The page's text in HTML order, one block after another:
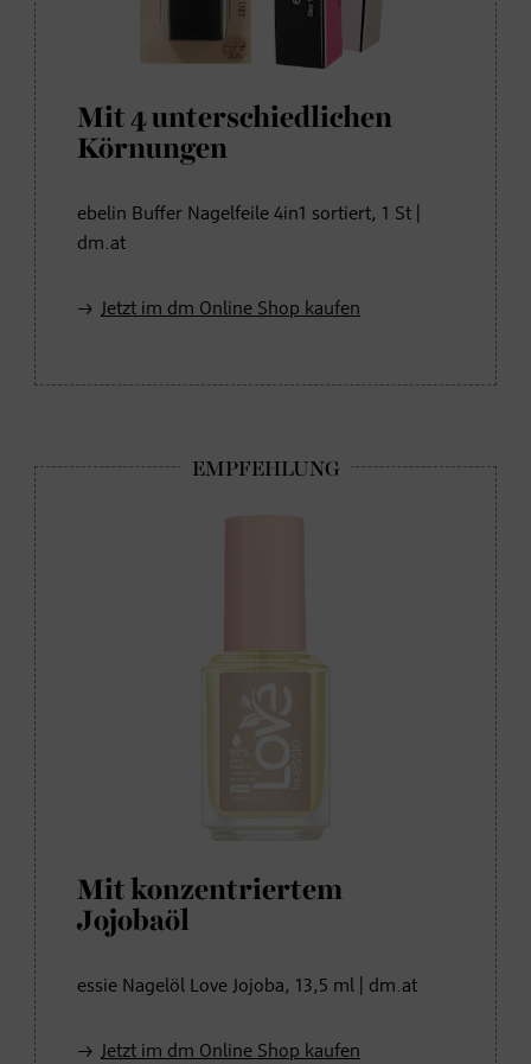
Mit 4 unterschiedlichen
Körnungen
ebelin Buffer Nagelfeile 4in1 sortiert, 1 St |
dm.at
Jetzt im dm Online Shop kaufen
Mit konzentriertem
Jojobaöl
essie Nagelöl Love Jojoba, 13,5 ml | dm.at
Jetzt im dm Online Shop kaufen